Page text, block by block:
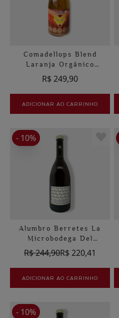
Comadellops Blend
Laranja Orgânico
Costador
R$ 249,90
ADICIONAR AO CARRINHO
Alumbro Berretes La
Microbodega Del
Alumbro
R$ 244,90R$ 220,41
- 10%
ADICIONAR AO CARRINHO
- 10%